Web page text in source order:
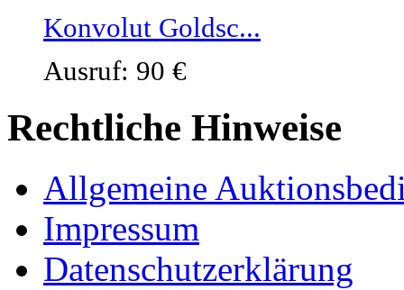
Konvolut Goldsc...
Ausruf: 90 €
Rechtliche Hinweise
Allgemeine
Impressum
Datenschutzerklärung